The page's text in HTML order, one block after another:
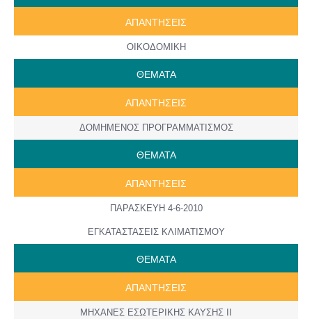
AΠANTΗΣΕΙΣ
ΟΙΚΟΔΟΜΙΚΗ
ΘΕΜΑΤΑ
AΠANTΗΣΕΙΣ
ΔΟΜΗΜΕΝΟΣ ΠΡΟΓΡΑΜΜΑΤΙΣΜΟΣ
ΘΕΜΑΤΑ
AΠANTΗΣΕΙΣ
ΠΑΡΑΣΚΕΥΗ 4-6-2010
ΕΓΚΑΤΑΣΤΑΣΕΙΣ ΚΛΙΜΑΤΙΣΜΟΥ
ΘΕΜΑΤΑ
AΠANTΗΣΕΙΣ
ΜΗΧΑΝΕΣ ΕΣΩΤΕΡΙΚΗΣ ΚΑΥΣΗΣ ΙΙ